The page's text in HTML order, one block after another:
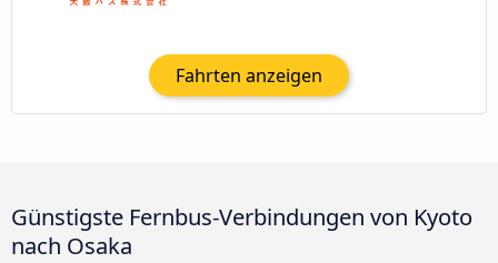
Fahrten anzeigen
Günstigste Fernbus-Verbindungen von Kyoto
nach Osaka